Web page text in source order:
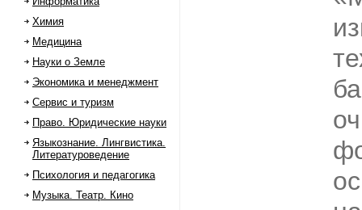
Химия
Медицина
Науки о Земле
Экономика и менеджмент
Сервис и туризм
Право. Юридические науки
Языкознание. Лингвистика.
Литературоведение
Психология и педагогика
Музыка. Театр. Кино